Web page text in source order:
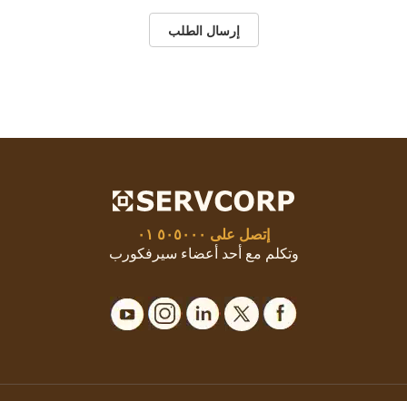
إرسال الطلب
إتصل على ٥٠٥٠٠٠ ٠١
وتكلم مع أحد أعضاء سيرفكورب